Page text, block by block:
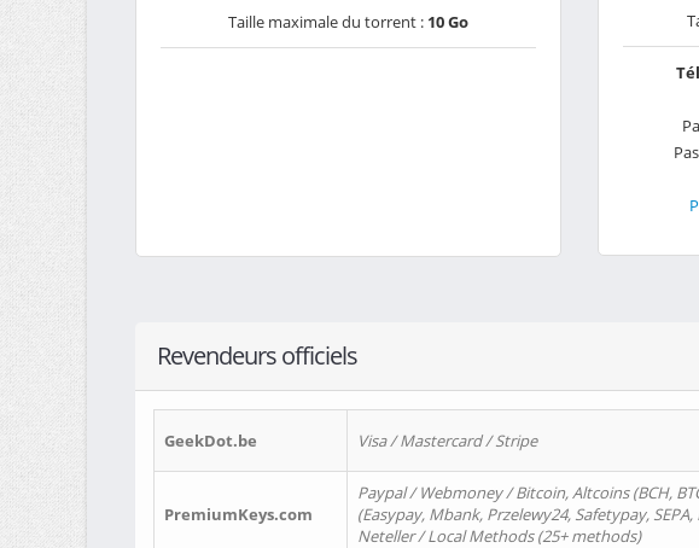
Taille maximale du torrent : 10 Go
Revendeurs officiels
GeekDot.be Visa / Mastercard / Stripe
PremiumKeys.com
Paypal / Webmoney / Bitcoin, Altcoins (BCH,
(Easypay, Mbank, Przelewy24, Safetypay,
Neteller / Local Methods (25+ methods)